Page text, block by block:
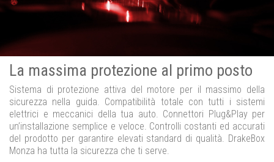
La massima protezione al primo posto
Sistema di protezione attiva del motore per il massimo della
sicurezza nella guida. Compatibilità totale con tutti i sistemi
elettrici e meccanici della tua auto. Connettori Plug&Play per
un’installazione semplice e veloce. Controlli costanti ed accurati
del prodotto per garantire elevati standard di qualità. DrakeBox
Monza ha tutta la sicurezza che ti serve.